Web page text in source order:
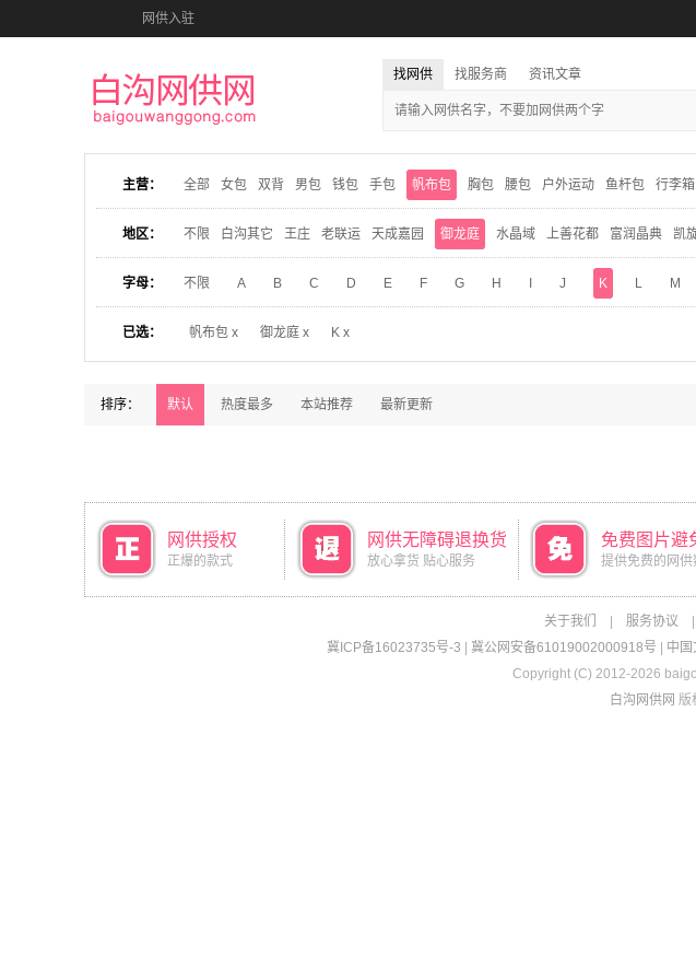
网供入驻
找网供 找服务商 资讯文章
主营： 全部 女包 双背 男包 钱包 手包 帆布包 胸包 腰包 户外运动 鱼杆包 行李箱
地区： 不限 白沟其它 王庄 老联运 天成嘉园 御龙庭 水晶域 上善花都 富润晶典 凯
字母： 不限 A B C D E F G H J K L M
已选： 帆布包 x 御龙庭 x K x
排序： 默认 热度最多 本站推荐 最新更新
网供授权
正爆的款式
网供无障碍退换货
放心拿货 贴心服务
免费图片避
提供免费的网供
关于我们 服务协议
冀ICP备16023735号-3
冀公网安备61019002000918号 中
Copyright (C) 2012-2026
白沟网供网 版